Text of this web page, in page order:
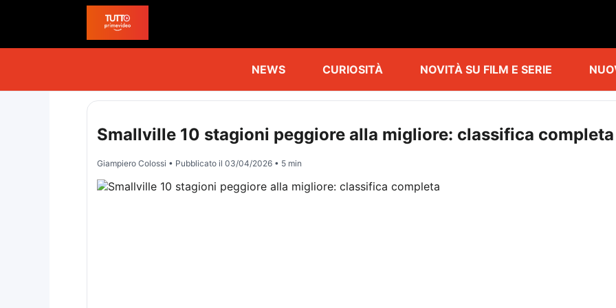
NEWS CURIOSITÀ NOVITÀ SU FILM E SERIE
Smallville 10 stagioni peggiore alla migliore: classifica completa
Giampiero Colossi • Pubblicato il 03/04/2026• 5 min